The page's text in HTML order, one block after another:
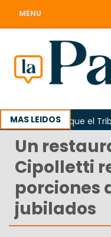
MENU
MAS LEIDOS
Piden que el
Un
Cipolletti
porciones
jubilados